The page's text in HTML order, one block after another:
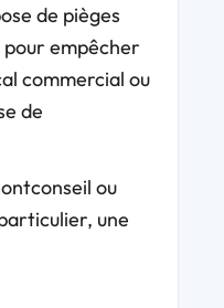
de pièges
empêcher
commercial ou
de
ou
une